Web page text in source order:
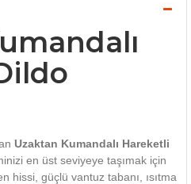
Uzaktan Kumandalı Hareketli
en üst seviyeye taşımak için
hissi, güçlü vantuz tabanı, ısıtma